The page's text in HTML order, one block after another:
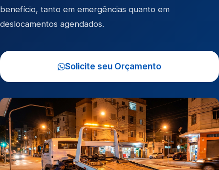
benefício, tanto em emergências quanto em
deslocamentos agendados.
Solicite seu Orçamento